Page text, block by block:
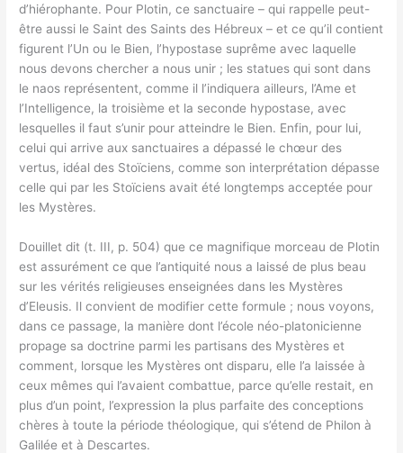
d’hiérophante. Pour Plotin, ce sanctuaire – qui rappelle peut-
être aussi le Saint des Saints des Hébreux – et ce qu’il contient
figurent l’Un ou le Bien, l’hypostase suprême avec laquelle
nous devons chercher a nous unir ; les statues qui sont dans
le naos représentent, comme il l’indiquera ailleurs, l’Ame et
l’Intelligence, la troisième et la seconde hypostase, avec
lesquelles il faut s’unir pour atteindre le Bien. Enfin, pour lui,
celui qui arrive aux sanctuaires a dépassé le chœur des
vertus, idéal des Stoïciens, comme son interprétation dépasse
celle qui par les Stoïciens avait été longtemps acceptée pour
les Mystères.
Douillet dit (t. III, p. 504) que ce magnifique morceau de Plotin
est assurément ce que l’antiquité nous a laissé de plus beau
sur les vérités religieuses enseignées dans les Mystères
d’Eleusis. Il convient de modifier cette formule ; nous voyons,
dans ce passage, la manière dont l’école néo-platonicienne
propage sa doctrine parmi les partisans des Mystères et
comment, lorsque les Mystères ont disparu, elle l’a laissée à
ceux mêmes qui l’avaient combattue, parce qu’elle restait, en
plus d’un point, l’expression la plus parfaite des conceptions
chères à toute la période théologique, qui s’étend de Philon à
Galilée et à Descartes.